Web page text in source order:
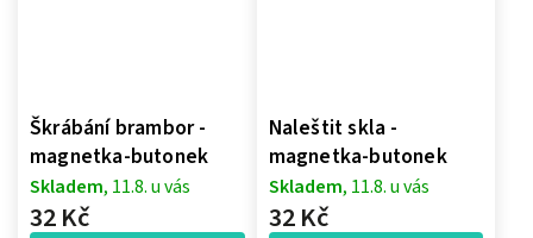
Škrábání brambor -
magnetka-butonek
Skladem, 11.8. u vás
32 Kč
Naleštit skla -
magnetka-butonek
Skladem, 11.8. u vás
32 Kč